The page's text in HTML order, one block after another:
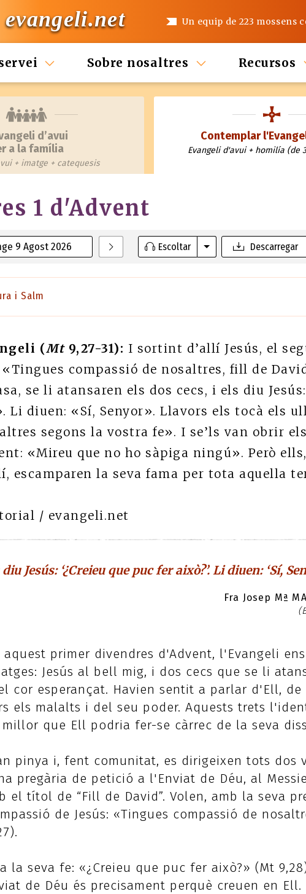
evangeli.net Un equip de 223 mossens
Sobre nosaltres Recursos
d’avui
a la família
+ imatge + catequesis
Contemplar
Evangeli d'avui + homilía (de
9 Agost 2026
1 d'Advent
Escoltar Descarregar
i Salm
(Mt9,27-31): I sortint d’allí Jesús, el
compassió de nosaltres, fill de
se li atansaren els dos cecs, i els diu
Li diuen: «Sí, Senyor». Llavors els tocà els
segons la vostra fe». I se’ls van obrir
«Mireu que no ho sàpiga ningú». Però
escamparen la seva fama per tota aquella
/ evangeli.net
Jesús: ‘¿Creieu que puc fer això?’. Li diuen: ‘Sí,
Fra Josep Mª
aquest primer divendres d'Advent, l'Evangeli
Jesús al bell mig, i dos cecs que se li
cor esperançat. Havien sentit a parlar d'Ell, de
els malalts i del seu poder. Aquests trets
millor que Ell podria fer-se càrrec de la seva
pinya i, fent comunitat, es dirigeixen tots dos
pregària de petició a l'Enviat de Déu, al
el títol de “Fill de David”. Volen, amb la seva
de Jesús: «Tingues compassió de
la seva fe: «¿Creieu que puc fer això?» (Mt
de Déu és precisament perquè creuen en Ell.